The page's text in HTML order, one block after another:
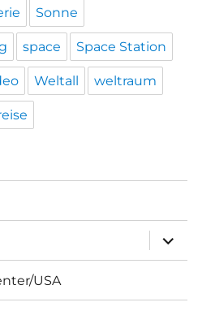
Sonne
space Space Station
Weltall weltraum
öffnen
USA